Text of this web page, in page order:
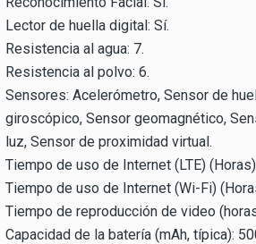
Lector de huella digital: Sí.
Resistencia al agua: 7.
Resistencia al polvo: 6.
Sensores: Acelerómetro, Sensor de
giroscópico, Sensor geomagnético,
luz, Sensor de proximidad virtual.
Tiempo de uso de Internet (LTE)
Tiempo de uso de Internet (Wi-Fi)
Tiempo de reproducción de video
Capacidad de la batería (mAh, típica):